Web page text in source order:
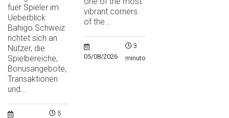
fuer Spieler im
Ueberblick
Bahigo Schweiz
richtet sich an
Nutzer, die
Spielbereiche,
Bonusangebote,
Transaktionen
und...
5
vibrant corners
of the...
05/08/2026
3
minutos